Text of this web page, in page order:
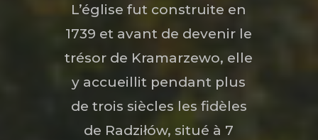
L’église fut construite en
1739 et avant de devenir le
trésor de Kramarzewo, elle
y accueillit pendant plus
de trois siècles les fidèles
de Radziłów, situé à 7